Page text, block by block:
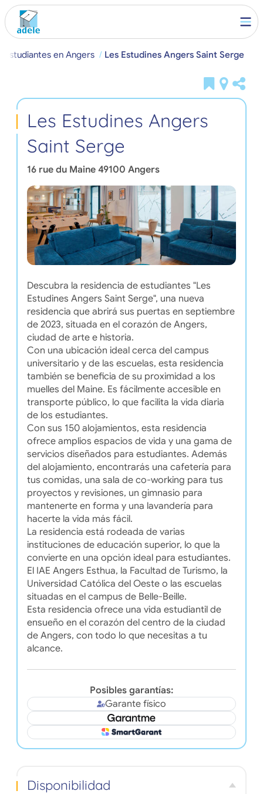
estudiantes en Angers Les Estudines Angers Saint Serge
Les Estudines Angers
Saint Serge
16 rue du Maine 49100 Angers
Descubra la residencia de estudiantes "Les
Estudines Angers Saint Serge", una nueva
residencia que abrirá sus puertas en septiembre
de 2023, situada en el corazón de Angers,
ciudad de arte e historia.
Con una ubicación ideal cerca del campus
universitario y de las escuelas, esta residencia
también se beneficia de su proximidad a los
muelles del Maine. Es fácilmente accesible en
transporte público, lo que facilita la vida diaria
de los estudiantes.
Con sus 150 alojamientos, esta residencia
ofrece amplios espacios de vida y una gama de
servicios diseñados para estudiantes. Además
del alojamiento, encontrarás una cafetería para
tus comidas, una sala de co-working para tus
proyectos y revisiones, un gimnasio para
mantenerte en forma y una lavandería para
hacerte la vida más fácil.
La residencia está rodeada de varias
instituciones de educación superior, lo que la
convierte en una opción ideal para estudiantes.
El IAE Angers Esthua, la Facultad de Turismo, la
Universidad Católica del Oeste o las escuelas
situadas en el campus de Belle-Beille.
Esta residencia ofrece una vida estudiantil de
ensueño en el corazón del centro de la ciudad
de Angers, con todo lo que necesitas a tu
alcance.
Posibles garantías:
Garante físico
Disponibilidad